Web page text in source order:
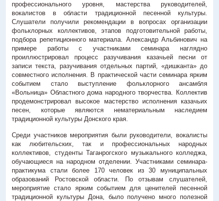
> г. Ростов-на-Дону, пл. К. Маркса, 5/1
+7 (863) 251-66-09
профессионального уровня, мастерства руководителей,
вокалистов в области традиционной песенной культуры.
Слушатели получили рекомендации в вопросах организации
фольклорных коллективов, этапов подготовительной работы,
подбора репетиционного материала. Александр Альбинович на
примере работы с участниками семинара наглядно
проиллюстрировал процесс разучивания казачьей песни от
записи текста, разучивания отдельных партий, «дишканта» до
совместного исполнения. В практической части семинара ярким
событием стало выступление фольклорного ансамбля
«Вольница» Областного дома народного творчества. Коллектив
продемонстрировал высокое мастерство исполнения казачьих
песен, которые являются нематериальным наследием
традиционной культуры Донского края.
Среди участников мероприятия были руководители, вокалисты
как любительских, так и профессиональных народных
коллективов, студенты Таганрогского музыкального колледжа,
обучающиеся на народном отделении. Участниками семинара-
практикума стали более 170 человек из 30 муниципальных
образований Ростовской области. По отзывам слушателей,
мероприятие стало ярким событием для ценителей песенной
традиционной культуры Дона, было получено много полезной